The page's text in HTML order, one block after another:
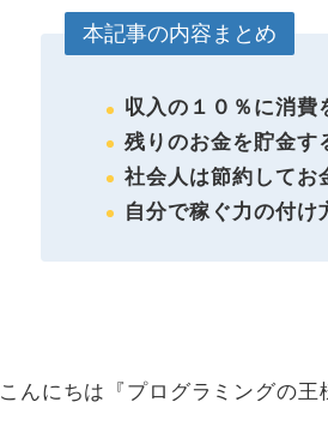
本記事の内容まとめ
収入の１０％に消費
残りのお金を貯金す
社会人は節約してお
自分で稼ぐ力の付け
こんにちは『プログラミングの王